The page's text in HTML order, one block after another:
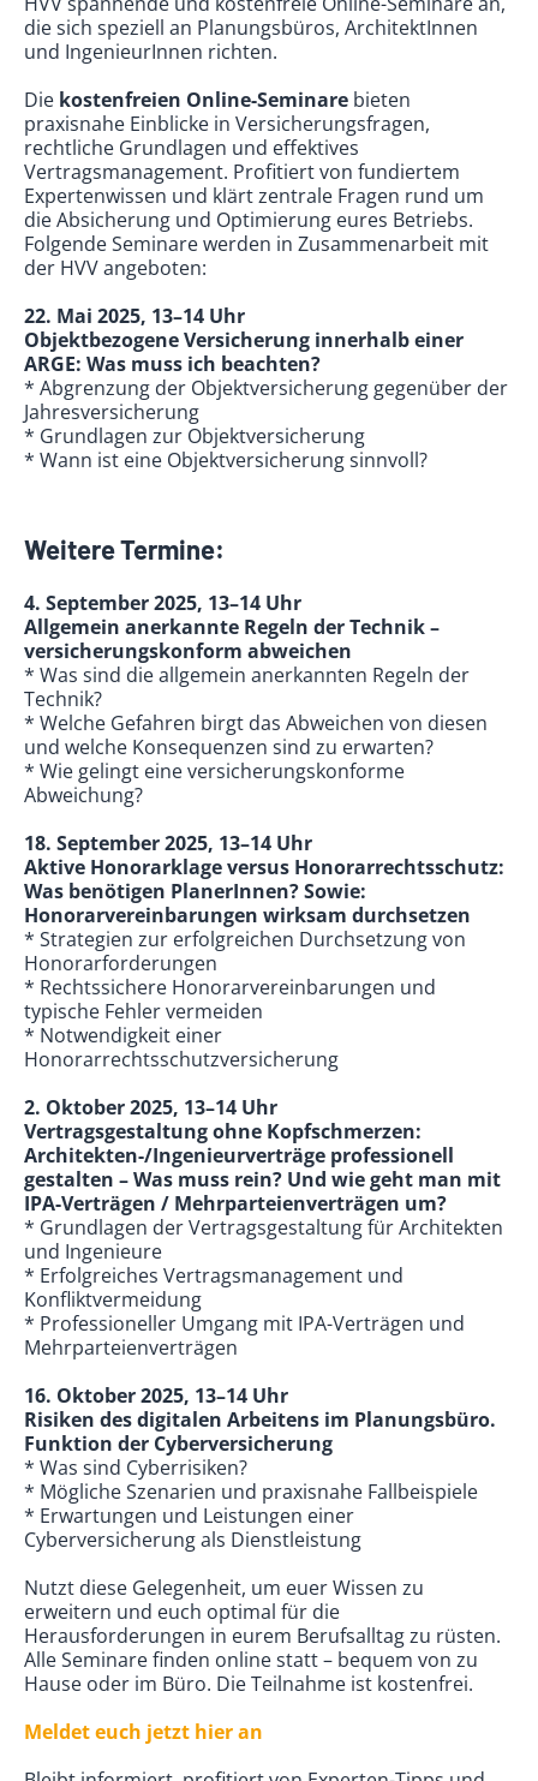
die sich speziell an Planungsbüros, ArchitektInnen
und IngenieurInnen richten.
Die kostenfreien Online-Seminare bieten
praxisnahe Einblicke in Versicherungsfragen,
rechtliche Grundlagen und effektives
Vertragsmanagement. Profitiert von fundiertem
Expertenwissen und klärt zentrale Fragen rund um
die Absicherung und Optimierung eures Betriebs.
Folgende Seminare werden in Zusammenarbeit mit
der HVV angeboten:
22. Mai 2025, 13–14 Uhr
Objektbezogene Versicherung innerhalb einer
ARGE: Was muss ich beachten?
* Abgrenzung der Objektversicherung gegenüber der
Jahresversicherung
* Grundlagen zur Objektversicherung
* Wann ist eine Objektversicherung sinnvoll?
Weitere Termine:
4. September 2025, 13–14 Uhr
Allgemein anerkannte Regeln der Technik –
versicherungskonform abweichen
* Was sind die allgemein anerkannten Regeln der
Technik?
* Welche Gefahren birgt das Abweichen von diesen
und welche Konsequenzen sind zu erwarten?
* Wie gelingt eine versicherungskonforme
Abweichung?
18. September 2025, 13–14 Uhr
Aktive Honorarklage versus Honorarrechtsschutz:
Was benötigen PlanerInnen? Sowie:
Honorarvereinbarungen wirksam durchsetzen
* Strategien zur erfolgreichen Durchsetzung von
Honorarforderungen
* Rechtssichere Honorarvereinbarungen und
typische Fehler vermeiden
* Notwendigkeit einer
Honorarrechtsschutzversicherung
2. Oktober 2025, 13–14 Uhr
Vertragsgestaltung ohne Kopfschmerzen:
Architekten-/Ingenieurverträge professionell
gestalten – Was muss rein? Und wie geht man mit
IPA-Verträgen / Mehrparteienverträgen um?
* Grundlagen der Vertragsgestaltung für Architekten
und Ingenieure
* Erfolgreiches Vertragsmanagement und
Konfliktvermeidung
* Professioneller Umgang mit IPA-Verträgen und
Mehrparteienverträgen
16. Oktober 2025, 13–14 Uhr
Risiken des digitalen Arbeitens im Planungsbüro.
Funktion der Cyberversicherung
* Was sind Cyberrisiken?
* Mögliche Szenarien und praxisnahe Fallbeispiele
* Erwartungen und Leistungen einer
Cyberversicherung als Dienstleistung
Nutzt diese Gelegenheit, um euer Wissen zu
erweitern und euch optimal für die
Herausforderungen in eurem Berufsalltag zu rüsten.
Alle Seminare finden online statt – bequem von zu
Hause oder im Büro. Die Teilnahme ist kostenfrei.
Meldet euch jetzt hier an